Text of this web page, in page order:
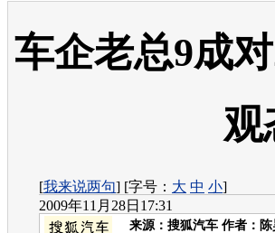
车企老总9成
观
[我来说两句] [字号： 大 中 小]
2009年11月28日17:31
来源： 搜狐汽车 作者：陈